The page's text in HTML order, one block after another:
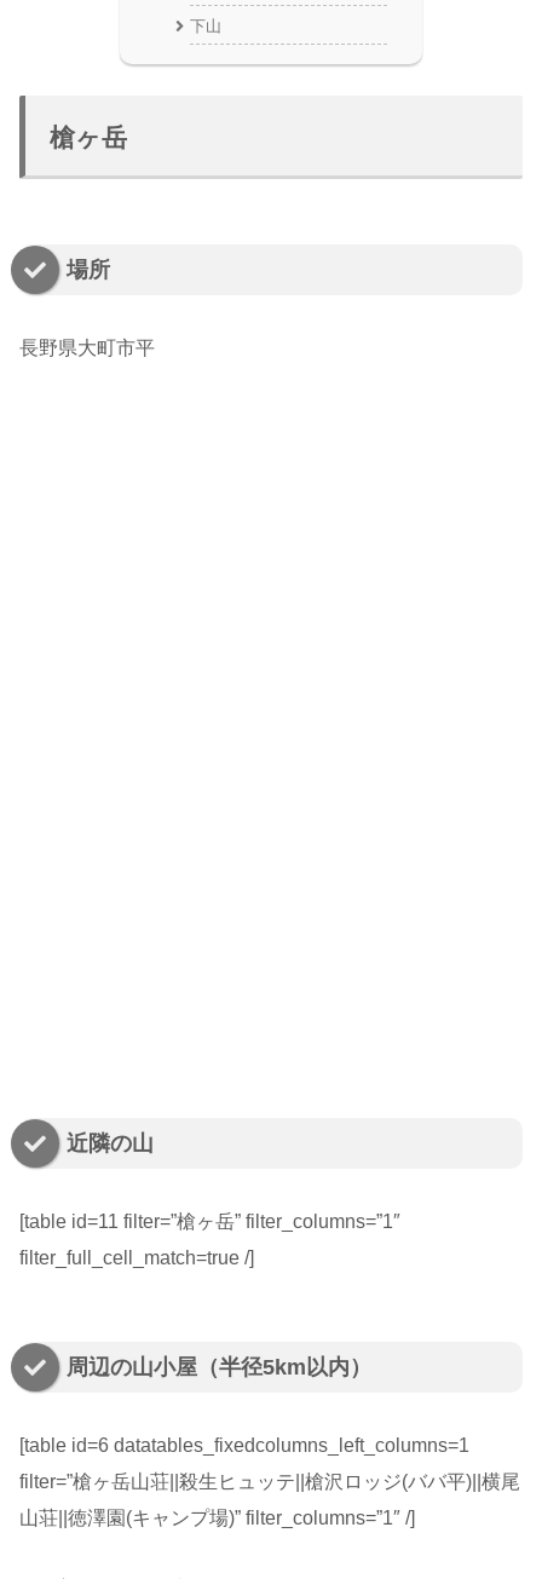
下山
槍ヶ岳
場所
長野県大町市平
近隣の山
[table id=11 filter=”槍ヶ岳” filter_columns=”1″
filter_full_cell_match=true /]
周辺の山小屋（半径5km以内）
[table id=6 datatables_fixedcolumns_left_columns=1
filter=”槍ヶ岳山荘||殺生ヒュッテ||槍沢ロッジ(ババ平)||横尾
山荘||徳澤園(キャンプ場)” filter_columns=”1″ /]